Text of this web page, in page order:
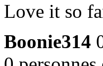
Love it so
Boonie314